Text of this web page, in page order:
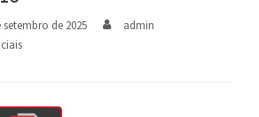
setembro de 2025
admin